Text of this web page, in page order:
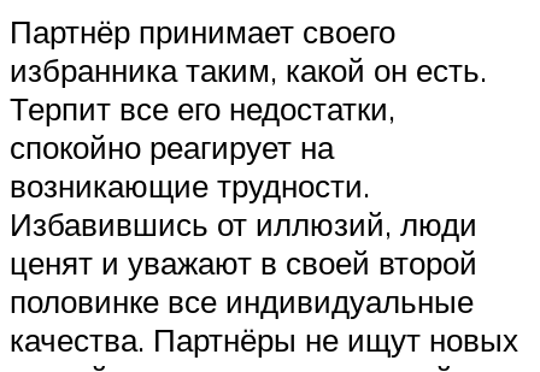
Партнёр принимает своего
избранника таким, какой он есть.
Терпит все его недостатки,
спокойно реагирует на
возникающие трудности.
Избавившись от иллюзий, люди
ценят и уважают в своей второй
половинке все индивидуальные
качества. Партнёры не ищут новых